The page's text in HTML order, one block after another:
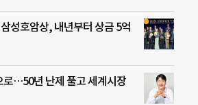
성호암상, 내년부터 상금 5억
로…50년 난제 풀고 세계시장